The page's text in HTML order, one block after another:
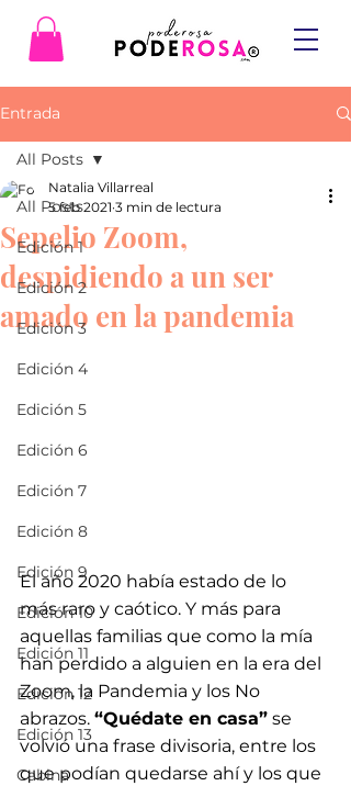
Entrada
All Posts
Edición 1
Edición 2
Edición 3
Edición 4
Edición 5
Edición 6
Edición 7
Edición 8
Edición 9
Edición 10
Edición 11
Edición 12
Edición 13
Cabina
All Posts
Sepelio Zoom,
despidiendo a un ser
amado en la pandemia
Natalia Villarreal
5 feb 2021 3 min de lectura
El año 2020 había estado de lo
más raro y caótico. Y más para
aquellas familias que como la mía
han perdido a alguien en la era del
Zoom, la Pandemia y los No
abrazos. “Quédate en casa” se
volvió una frase divisoria, entre los
que podían quedarse ahí y los que